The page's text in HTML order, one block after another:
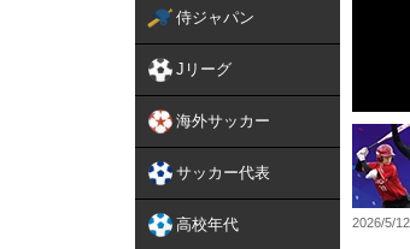
侍ジャパン
Jリーグ
海外サッカー
サッカー代表
高校年代 2026/5/